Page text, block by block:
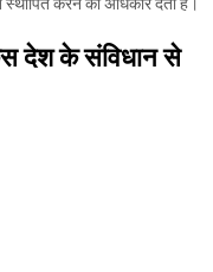
देश के संविधान से